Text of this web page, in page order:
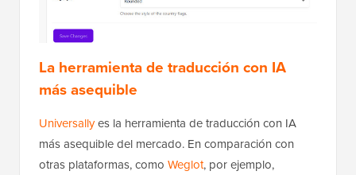
La herramienta de traducción con IA
más asequible
Universallyes la herramienta de traducción con IA
más asequible del mercado. En comparación con
otras plataformas, como Weglot, por ejemplo,